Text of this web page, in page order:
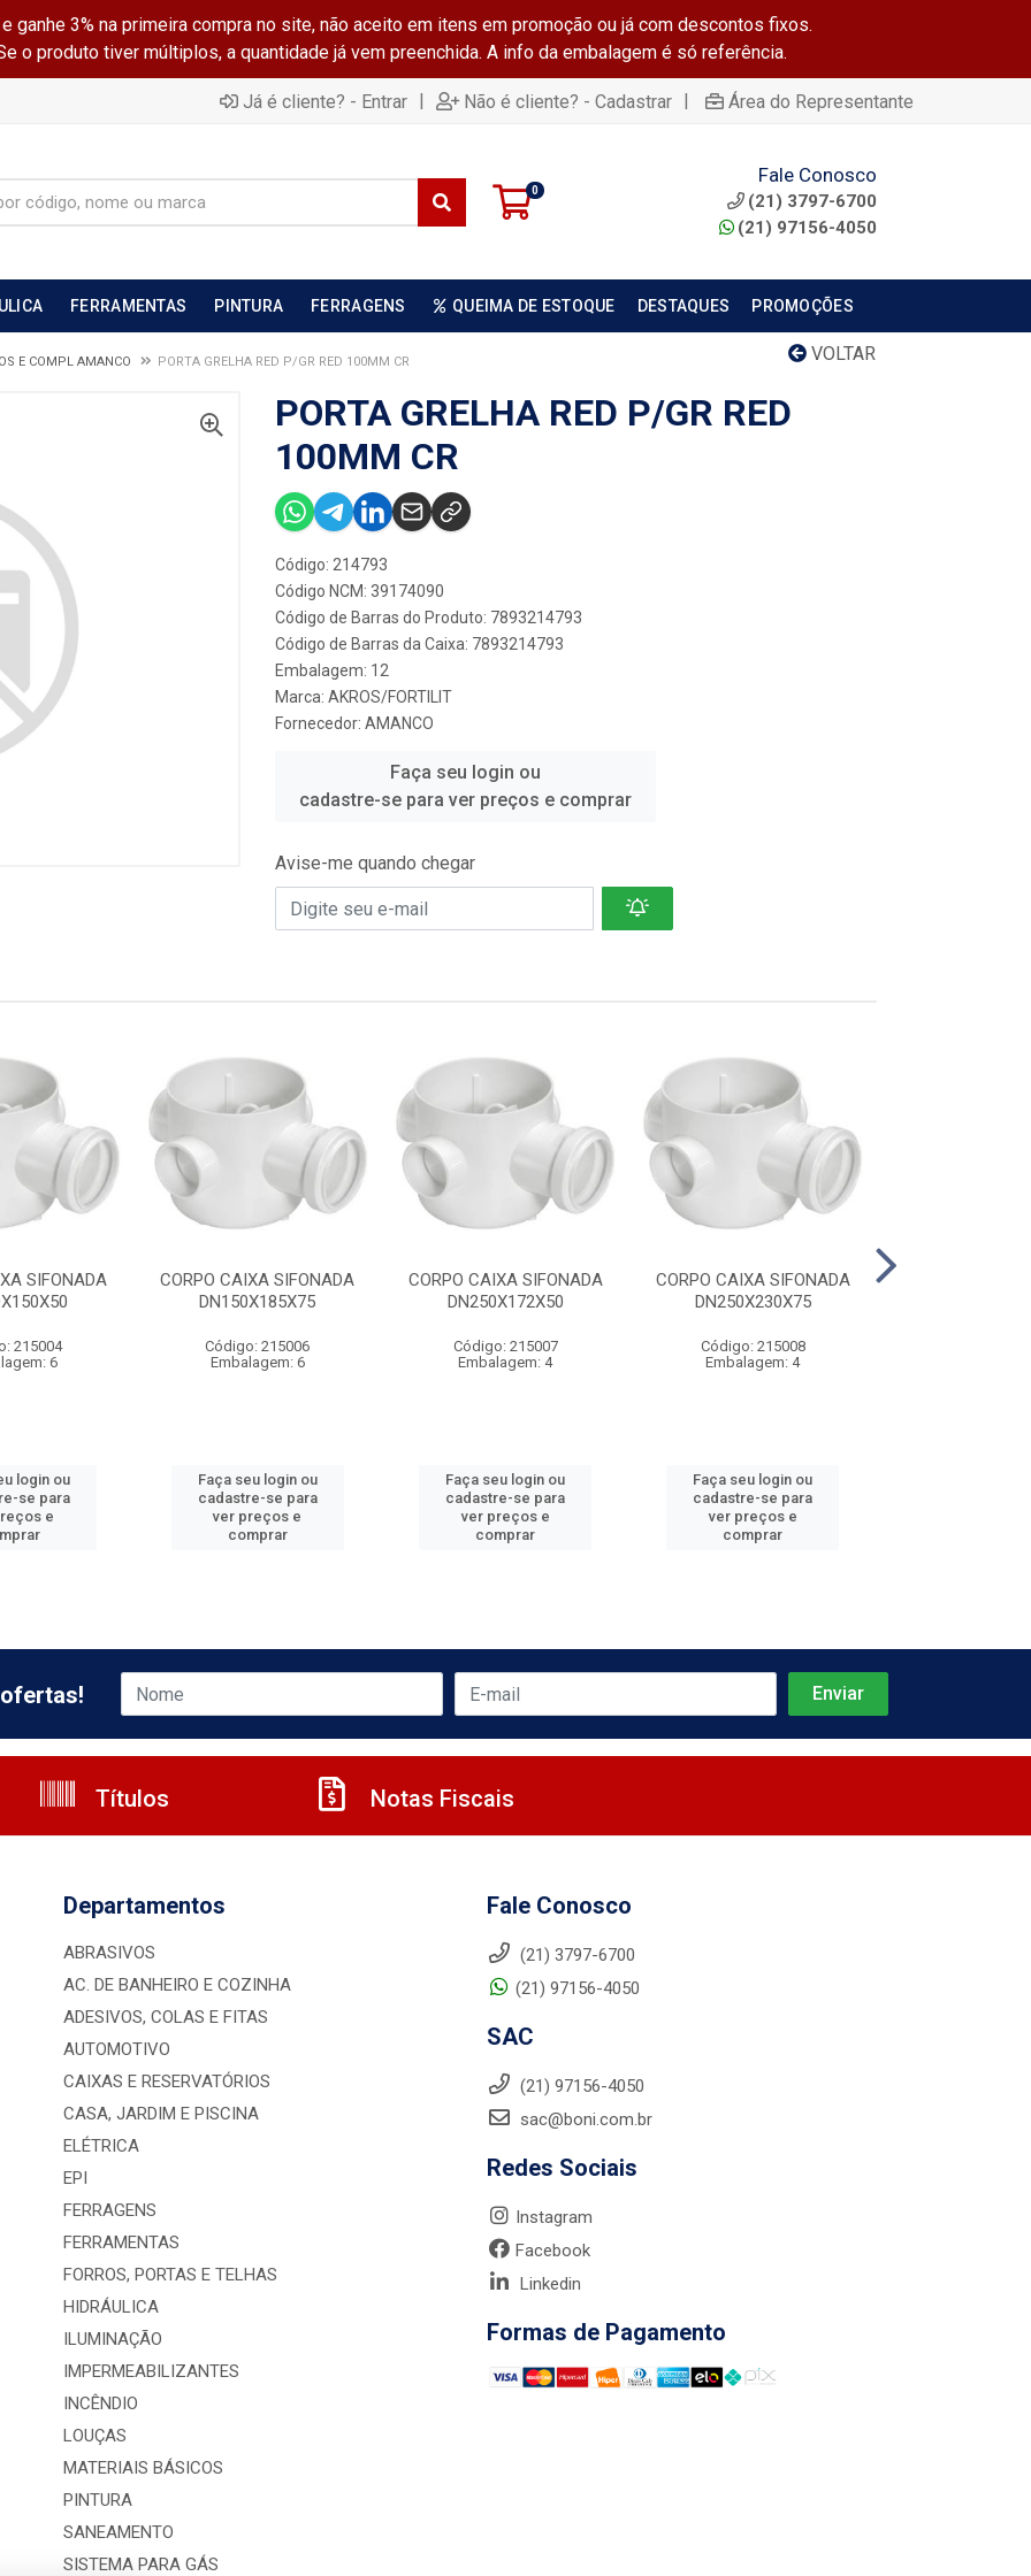
ganhe 3% na primeira compra no site, não aceito em itens em promoção ou já com descontos fixos.
o produto tiver múltiplos, a quantidade já vem preenchida. A info da embalagem é só referência.
Já é cliente? - Entrar | Não é cliente? - Cadastrar | Área do Representante
0
Fale Conosco
(21) 3797-6700
(21) 97156-4050
FERRAMENTAS PINTURA FERRAGENS QUEIMA DE ESTOQUE DESTAQUES PROMOÇÕES
VOLTAR
E COMPL AMANCO PORTA GRELHA RED P/GR RED 100MM CR
PORTA GRELHA RED P/GR RED
100MM CR
Código: 214793
Código NCM: 39174090
Código de Barras do Produto: 7893214793
Código de Barras da Caixa: 7893214793
Embalagem: 12
Marca: AKROS/FORTILIT
Fornecedor: AMANCO
Faça seu login ou
cadastre-se para ver preços e comprar
Avise-me quando chegar
SIFONADA
215004
6
login ou
se para
e
CORPO CAIXA SIFONADA
DN150X185X75
Código: 215006
Embalagem: 6
Faça seu login ou
cadastre-se para
ver preços e
comprar
CORPO CAIXA SIFONADA
DN250X172X50
Código: 215007
Embalagem: 4
Faça seu login ou
cadastre-se para
ver preços e
comprar
CORPO CAIXA SIFONADA
DN250X230X75
Código: 215008
Embalagem: 4
Faça seu login ou
cadastre-se para
ver preços e
comprar
Títulos Notas Fiscais
Departamentos
ABRASIVOS
AC. DE BANHEIRO E COZINHA
ADESIVOS, COLAS E FITAS
AUTOMOTIVO
CAIXAS E RESERVATÓRIOS
CASA, JARDIM E PISCINA
ELÉTRICA
EPI
FERRAGENS
FERRAMENTAS
FORROS, PORTAS E TELHAS
HIDRÁULICA
ILUMINAÇÃO
IMPERMEABILIZANTES
INCÊNDIO
LOUÇAS
MATERIAIS BÁSICOS
PINTURA
SANEAMENTO
SISTEMA PARA GÁS
Fale Conosco
(21) 3797-6700
(21) 97156-4050
SAC
(21) 97156-4050
sac@boni.com.br
Redes Sociais
Instagram
Facebook
Linkedin
Formas de Pagamento